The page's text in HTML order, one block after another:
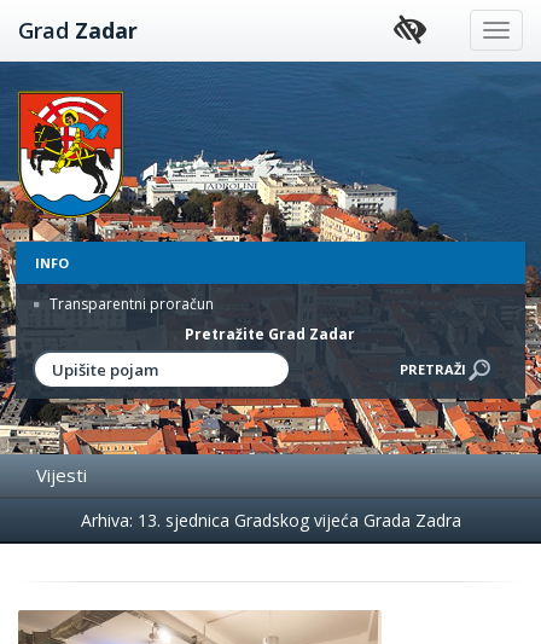
Preskoči
na
Grad Zadar
INFO
Transparentni proračun
Pretražite Grad Zadar
Vijesti
Događanja
Arhiva: 13. sjednica Gradskog vijeća Grada Zadra